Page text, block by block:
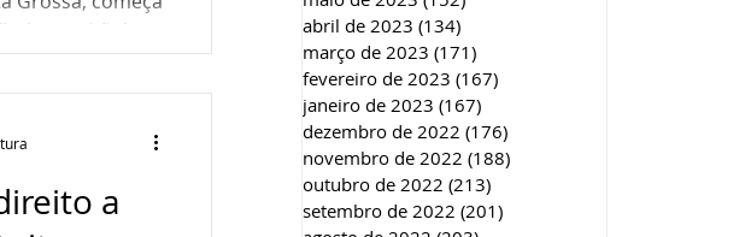
da manhã da
a
abril de 2023 (134)
março de 2023 (171)
fevereiro de 2023 (167)
janeiro de 2023 (167)
dezembro de 2022 (176)
novembro de 2022 (188)
outubro de 2022 (213)
setembro de 2022 (201)